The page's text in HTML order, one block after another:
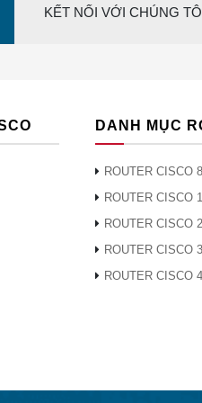
duy
của
KẾT NỐI VỚI CHÚNG
DANH MỤC
ROUTER CISCO
ROUTER CISCO
ROUTER CISCO
ROUTER CISCO
ROUTER CISCO